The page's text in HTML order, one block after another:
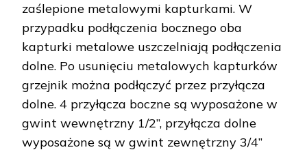
zaślepione metalowymi kapturkami. W
przypadku podłączenia bocznego oba
kapturki metalowe uszczelniają podłączenia
dolne. Po usunięciu metalowych kapturków
grzejnik można podłączyć przez przyłącza
dolne. 4 przyłącza boczne są wyposażone w
gwint wewnętrzny 1/2”, przyłącza dolne
wyposażone są w gwint zewnętrzny 3/4”